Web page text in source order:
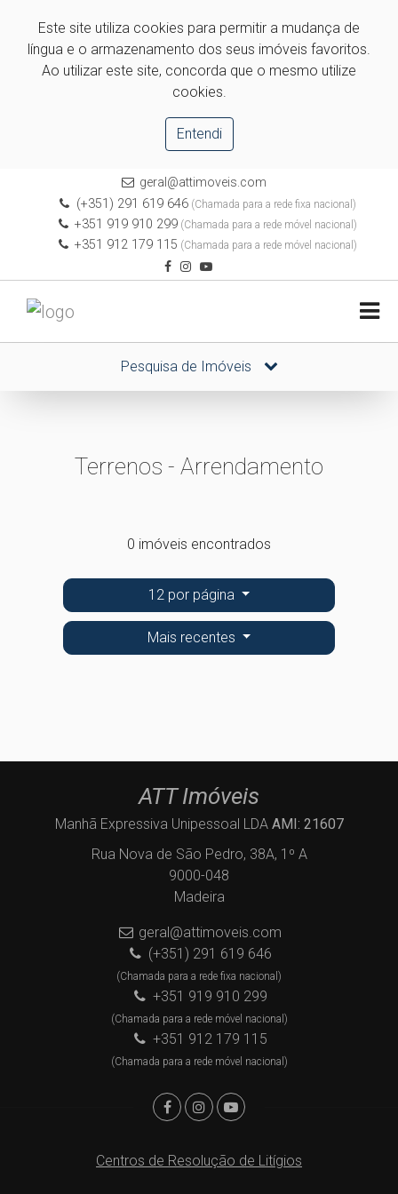
Este site utiliza cookies para permitir a mudança de
língua e o armazenamento dos seus imóveis favoritos.
Ao utilizar este site, concorda que o mesmo utilize
cookies.
Entendi
geral@attimoveis.com
(+351) 291 619 646(Chamada para a rede fixa nacional)
+351 919 910 299 (Chamada para a rede móvel nacional)
+351 912 179 115 (Chamada para a rede móvel nacional)
Pesquisa de Imóveis
Terrenos - Arrendamento
0 imóveis encontrados
12 por página
Mais recentes
ATT Imóveis
Manhã Expressiva Unipessoal LDA AMI: 21607
Rua Nova de São Pedro, 38A, 1º A
9000-048
Madeira
geral@attimoveis.com
(+351) 291 619 646
(Chamada para a rede fixa nacional)
+351 919 910 299
(Chamada para a rede móvel nacional)
+351 912 179 115
(Chamada para a rede móvel nacional)
Centros de Resolução de Litígios